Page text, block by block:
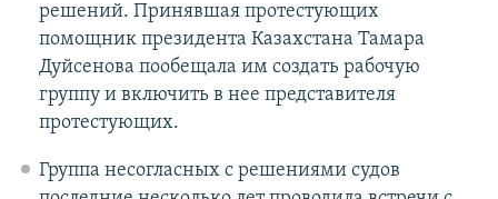
решений. Принявшая протестующих
помощник президента Казахстана Тамара
Дуйсенова пообещала им создать рабочую
группу и включить в нее представителя
протестующих.
Группа несогласных с решениями судов